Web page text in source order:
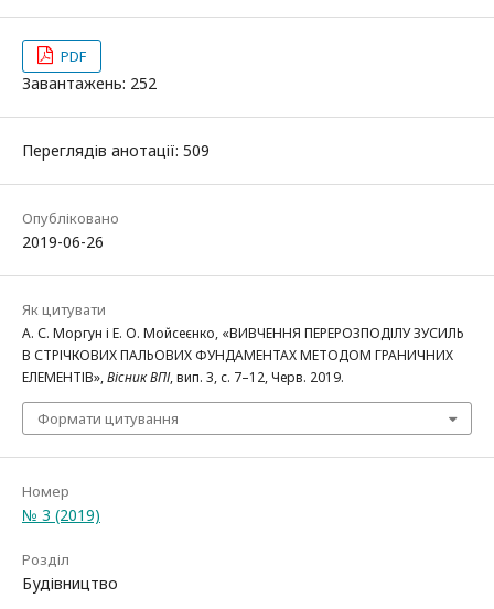
PDF
Завантажень: 252
Переглядів анотації: 509
Опубліковано
2019-06-26
Як цитувати
А. С. Моргун і Е. О. Мойсеєнко, «ВИВЧЕННЯ ПЕРЕРОЗПОДІЛУ ЗУСИЛЬ
В СТРІЧКОВИХ ПАЛЬОВИХ ФУНДАМЕНТАХ МЕТОДОМ ГРАНИЧНИХ
ЕЛЕМЕНТІВ»,Вісник ВПІ, вип. 3, с. 7–12, Черв. 2019.
Формати цитування
Номер
№ 3 (2019)
Розділ
Будівництво